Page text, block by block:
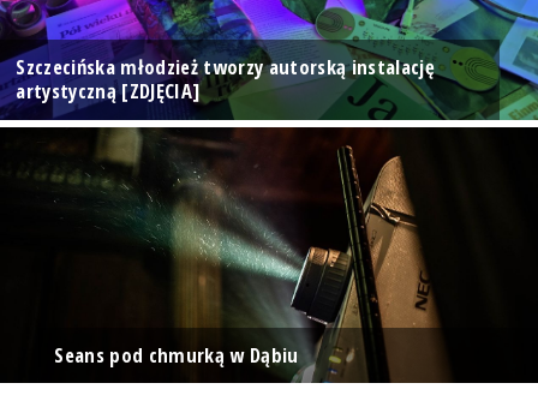
Szczecińska młodzież tworzy autorską instalację
artystyczną [ZDJĘCIA]
Seans pod chmurką w Dąbiu